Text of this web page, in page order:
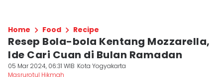
Home Food Recipe
Resep Bola-bola Kentang Mozzarella,
Ide Cari Cuan di Bulan Ramadan
05 Mar 2024, 06:31 WIB Kota Yogyakarta
Masrurotul Hikmah